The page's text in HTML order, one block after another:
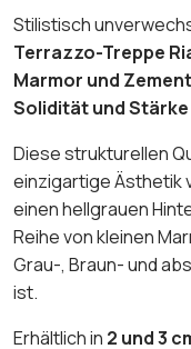
Stilistisch
Terrazzo-Treppe
Marmor und Zement
Solidität und Stärke
Diese strukturellen
einzigartige Ästhetik
einen hellgrauen
Reihe von kleinen
Grau-, Braun- und
ist.
Erhältlich in 2 und 3